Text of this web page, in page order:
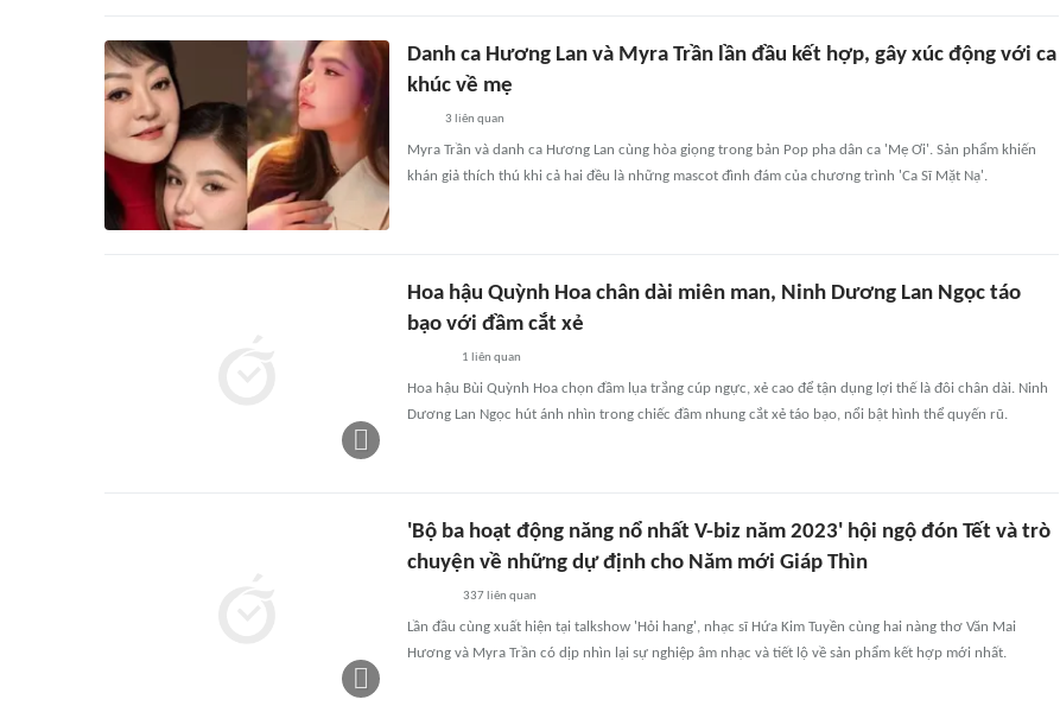
Danh ca Hương Lan và Myra Trần lần đầu kết hợp, gây xúc động với ca
khúc về mẹ
3 liên quan
Myra Trần và danh ca Hương Lan cùng hòa giọng trong bản Pop pha dân ca 'Mẹ Ơi'. Sản phẩm khiến
khán giả thích thú khi cả hai đều là những mascot đình đám của chương trình 'Ca Sĩ Mặt Nạ'.
Hoa hậu Quỳnh Hoa chân dài miên man, Ninh Dương Lan Ngọc táo
bạo với đầm cắt xẻ
1 liên quan
Hoa hậu Bùi Quỳnh Hoa chọn đầm lụa trắng cúp ngực, xẻ cao để tận dụng lợi thế là đôi chân dài. Ninh
Dương Lan Ngọc hút ánh nhìn trong chiếc đầm nhung cắt xẻ táo bạo, nổi bật hình thể quyến rũ.
'Bộ ba hoạt động năng nổ nhất V-biz năm 2023' hội ngộ đón Tết và trò
chuyện về những dự định cho Năm mới Giáp Thìn
337liên quan
Lần đầu cùng xuất hiện tại talkshow 'Hỏi hang', nhạc sĩ Hứa Kim Tuyền cùng hai nàng thơ Văn Mai
Hương và Myra Trần có dịp nhìn lại sự nghiệp âm nhạc và tiết lộ về sản phẩm kết hợp mới nhất.